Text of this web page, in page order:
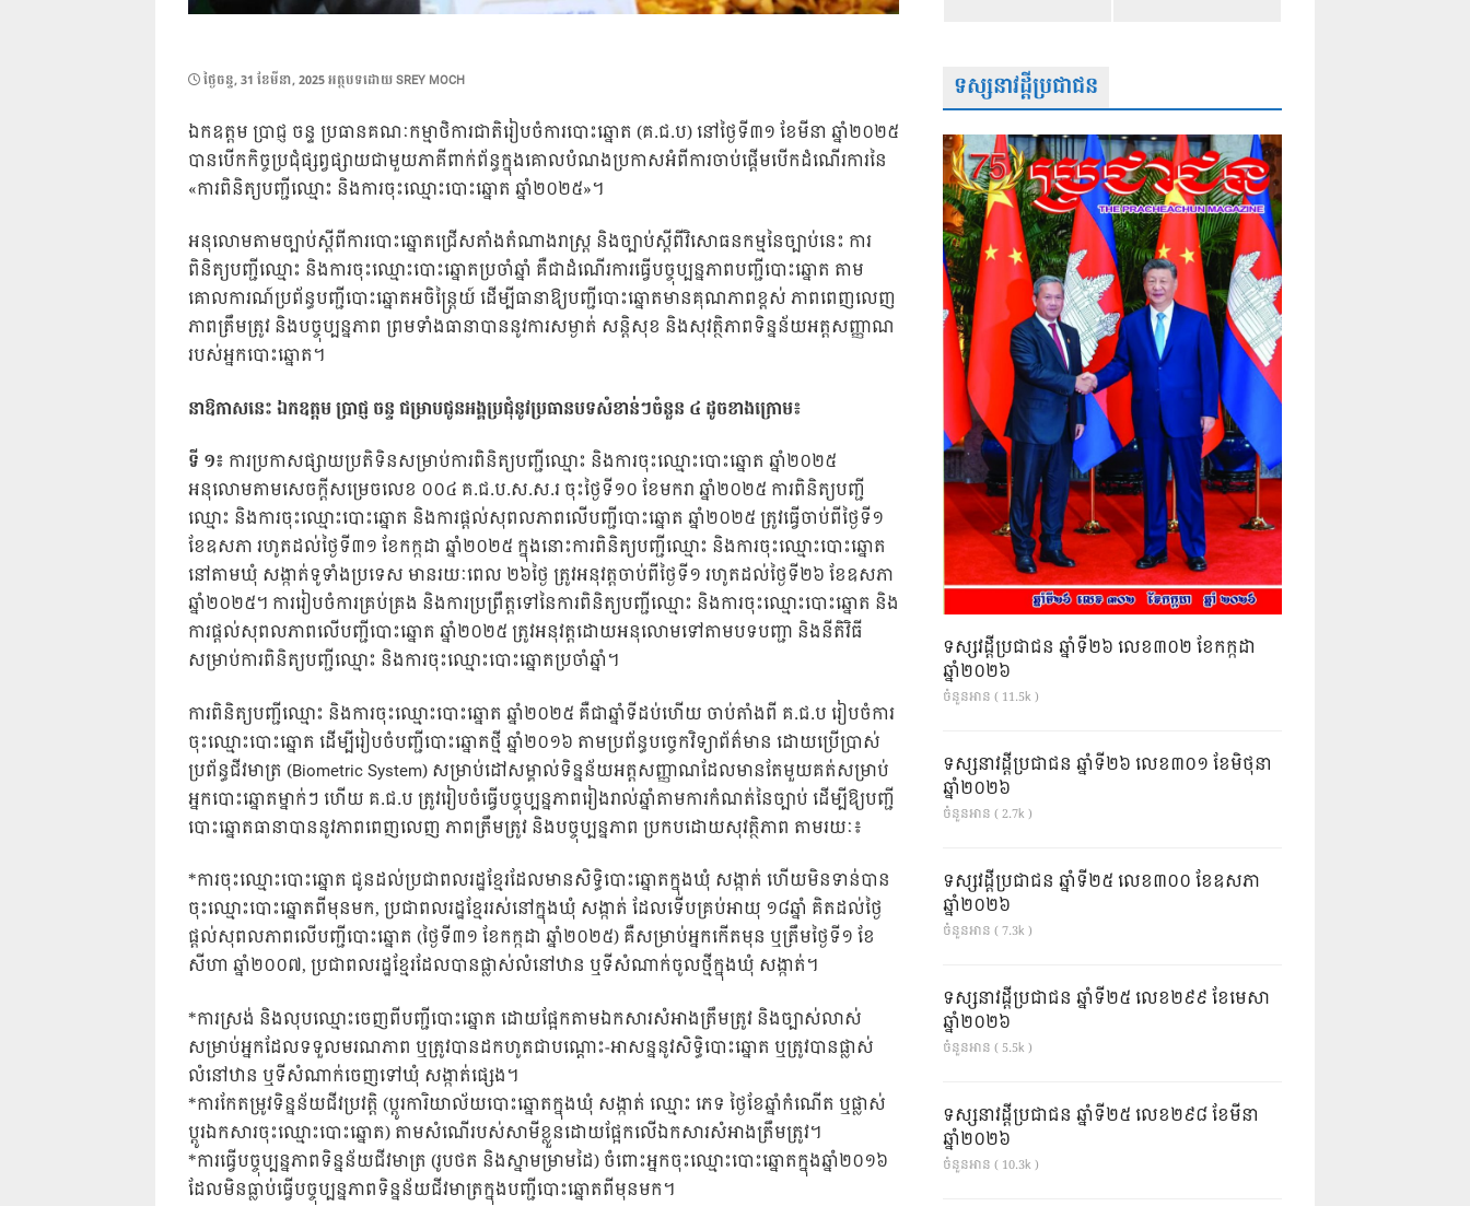
POSTED
ថ្ងៃ​ចន្ទ, 31 ខែ​មីនា, 2025អត្ថបទដោយSREY MOCH
ឯកឧត្តម ប្រាជ្ញ ចន្ទ ប្រធានគណៈកម្មាថិការជាតិរៀបចំការបោះឆ្នោត (គ.ជ.ប) នៅថ្ងៃទី៣១ ខែមីនា ឆ្នាំ២០២៥
បានបើកកិច្ចប្រជុំផ្សព្វផ្សាយជាមួយភាគីពាក់ព័ន្ធក្នុងគោលបំណងប្រកាសអំពីការចាប់ផ្តើមបើកដំណើរការនៃ
«ការពិនិត្យបញ្ជីឈ្មោះ និងការចុះឈ្មោះបោះឆ្នោត ឆ្នាំ២០២៥»។
អនុលោមតាមច្បាប់ស្តីពីការបោះឆ្នោតជ្រើសតាំងតំណាងរាស្រ្ត និងច្បាប់ស្តីពីវិសោធនកម្មនៃច្បាប់នេះ ការ
ពិនិត្យបញ្ជីឈ្មោះ និងការចុះឈ្មោះបោះឆ្នោតប្រចាំឆ្នាំ គឺជាដំណើរការធ្វើបច្ចុប្បន្នភាពបញ្ជីបោះឆ្នោត តាម
គោលការណ៍ប្រព័ន្ធបញ្ជីបោះឆ្នោតអចិន្រ្តៃយ៍ ដើម្បីធានាឱ្យបញ្ជីបោះឆ្នោតមានគុណភាពខ្ពស់ ភាពពេញលេញ
ភាពត្រឹមត្រូវ និងបច្ចុប្បន្នភាព ព្រមទាំងធានាបាននូវការសម្ងាត់ សន្តិសុខ និងសុវត្ថិភាពទិន្នន័យអត្តសញ្ញាណ
របស់អ្នកបោះឆ្នោត។
នាឱកាសនេះ ឯកឧត្តម ​ប្រាជ្ញ ចន្ទ ជម្រាបជូនអង្គប្រជុំនូវប្រធានបទសំខាន់ៗចំនួន ៤ ដូចខាងក្រោម៖
ទី ១៖ ការប្រកាសផ្សាយប្រតិទិនសម្រាប់ការពិនិត្យបញ្ជីឈ្មោះ និងការចុះឈ្មោះបោះឆ្នោត ឆ្នាំ២០២៥
អនុលោមតាមសេចក្តីសម្រេចលេខ ០០៤ គ.ជ.ប.ស.ស.រ ចុះថ្ងៃទី១០ ខែមករា ឆ្នាំ២០២៥ ការពិនិត្យបញ្ជី
ឈ្មោះ និងការចុះឈ្មោះបោះឆ្នោត និងការផ្តល់សុពលភាពលើបញ្ជីបោះឆ្នោត ឆ្នាំ២០២៥ ត្រូវធ្វើចាប់ពីថ្ងៃទី១
ខែឧសភា រហូតដល់ថ្ងៃទី៣១ ខែកក្កដា ឆ្នាំ២០២៥ ក្នុងនោះការពិនិត្យបញ្ជីឈ្មោះ និងការចុះឈ្មោះបោះឆ្នោត
នៅតាមឃុំ សង្កាត់ទូទាំងប្រទេស មានរយៈពេល ២៦ថ្ងៃ ត្រូវអនុវត្តចាប់ពីថ្ងៃទី១ រហូតដល់ថ្ងៃទី២៦ ខែឧសភា
ឆ្នាំ២០២៥។ ការរៀបចំការគ្រប់គ្រង និងការប្រព្រឹត្តទៅនៃការពិនិត្យបញ្ជីឈ្មោះ និងការចុះឈ្មោះបោះឆ្នោត និង
ការផ្តល់សុពលភាពលើបញ្ជីបោះឆ្នោត ឆ្នាំ២០២៥ ត្រូវអនុវត្តដោយអនុលោមទៅតាមបទបញ្ជា និងនីតិវិធី
សម្រាប់ការពិនិត្យបញ្ជីឈ្មោះ និងការចុះឈ្មោះបោះឆ្នោតប្រចាំឆ្នាំ។
ការពិនិត្យបញ្ជីឈ្មោះ និងការចុះឈ្មោះបោះឆ្នោត ឆ្នាំ២០២៥ គឺជាឆ្នាំទីដប់ហើយ ចាប់តាំងពី គ.ជ.ប រៀបចំការ
ចុះឈ្មោះបោះឆ្នោត ដើម្បីរៀបចំបញ្ជីបោះឆ្នោតថ្មី ឆ្នាំ២០១៦ តាមប្រព័ន្ធបច្ចេកវិទ្យាព័ត៌មាន ដោយប្រើប្រាស់
ប្រព័ន្ធជីវមាត្រ (Biometric System) សម្រាប់ដៅសម្គាល់ទិន្នន័យអត្តសញ្ញាណដែលមានតែមួយគត់សម្រាប់
អ្នកបោះឆ្នោតម្នាក់ៗ ហើយ គ.ជ.ប ត្រូវរៀបចំធ្វើបច្ចុប្បន្នភាពរៀងរាល់ឆ្នាំតាមការកំណត់នៃច្បាប់ ដើម្បីឱ្យបញ្ជី
បោះឆ្នោតធានាបាននូវភាពពេញលេញ ភាពត្រឹមត្រូវ និងបច្ចុប្បន្នភាព ប្រកបដោយសុវត្ថិភាព តាមរយៈ៖
*ការចុះឈ្មោះបោះឆ្នោត ជូនដល់ប្រជាពលរដ្ឋខ្មែរដែលមានសិទ្ធិបោះឆ្នោតក្នុងឃុំ សង្កាត់ ហើយមិនទាន់បាន
ចុះឈ្មោះបោះឆ្នោតពីមុនមក, ប្រជាពលរដ្ឋខ្មែររស់នៅក្នុងឃុំ សង្កាត់ ដែលទើបគ្រប់អាយុ ១៨ឆ្នាំ គិតដល់ថ្ងៃ
ផ្តល់សុពលភាពលើបញ្ជីបោះឆ្នោត (ថ្ងៃទី៣១ ខែកក្កដា ឆ្នាំ២០២៥) គឺសម្រាប់អ្នកកើតមុន ឬត្រឹមថ្ងៃទី១ ខែ
សីហា ឆ្នាំ២០០៧, ប្រជាពលរដ្ឋខ្មែរដែលបានផ្លាស់លំនៅឋាន ឬទីសំណាក់ចូលថ្មីក្នុងឃុំ សង្កាត់។
*ការស្រង់ និងលុបឈ្មោះចេញពីបញ្ជីបោះឆ្នោត ដោយផ្អែកតាមឯកសារសំអាងត្រឹមត្រូវ និងច្បាស់លាស់
សម្រាប់អ្នកដែលទទួលមរណភាព ឬត្រូវបានដកហូតជាបណ្តោះ-អាសន្ននូវសិទ្ធិបោះឆ្នោត ឬត្រូវបានផ្លាស់
លំនៅឋាន ឬទីសំណាក់ចេញទៅឃុំ សង្កាត់ផ្សេង។
*ការកែតម្រូវទិន្នន័យជីវប្រវត្តិ (ប្តូរការិយាល័យបោះឆ្នោតក្នុងឃុំ សង្កាត់ ឈ្មោះ ភេទ ថ្ងៃខែឆ្នាំកំណើត ឬផ្លាស់
ប្តូរឯកសារចុះឈ្មោះបោះឆ្នោត) តាមសំណើរបស់សាមីខ្លួនដោយផ្អែកលើឯកសារសំអាងត្រឹមត្រូវ។
*ការធ្វើបច្ចុប្បន្នភាពទិន្នន័យជីវមាត្រ (រូបថត និងស្នាមម្រាមដៃ) ចំពោះអ្នកចុះឈ្មោះបោះឆ្នោតក្នុងឆ្នាំ២០១៦
ដែលមិនធ្លាប់ធ្វើបច្ចុប្បន្នភាពទិន្នន័យជីវមាត្រក្នុងបញ្ជីបោះឆ្នោតពីមុនមក។
ទស្សនាវដ្តីប្រជាជន
ទស្សវដ្តីប្រជាជន ឆ្នាំទី២៦ លេខ៣០២ ខែកក្កដា
ឆ្នាំ២០២៦
ចំនួនអាន ( 11.5k )
ទស្សនាវដ្ដីប្រជាជន ឆ្នាំទី២៦ លេខ៣០១ ខែមិថុនា
ឆ្នាំ២០២៦
ចំនួនអាន ( 2.7k )
ទស្សវដ្តីប្រជាជន ឆ្នាំទី២៥ លេខ៣០០ ខែឧសភា
ឆ្នាំ២០២៦
ចំនួនអាន ( 7.3k )
ទស្សនាវដ្ដីប្រជាជន ឆ្នាំទី២៥ លេខ២៩៩ ខែមេសា
ឆ្នាំ២០២៦
ចំនួនអាន ( 5.5k )
ទស្សនាវដ្ដីប្រជាជន ឆ្នាំទី២៥ លេខ២៩៨ ខែមីនា
ឆ្នាំ២០២៦
ចំនួនអាន ( 10.3k )